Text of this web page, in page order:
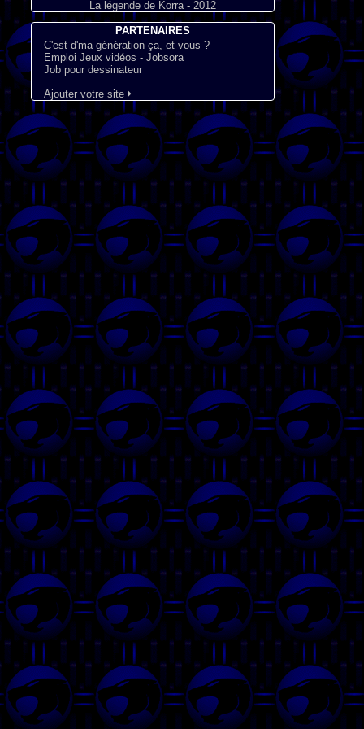
La légende de Korra - 2012
PARTENAIRES
C'est d'ma génération ça, et vous ?
Emploi Jeux vidéos - Jobsora
Job pour dessinateur
Ajouter votre site